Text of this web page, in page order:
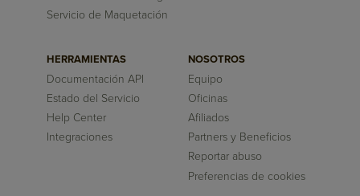
Servicio de Maquetación
HERRAMIENTAS
Documentación API
Estado del Servicio
Help Center
Integraciones
NOSOTROS
Equipo
Oficinas
Afiliados
Partners y Beneficios
Reportar abuso
Preferencias de cookies